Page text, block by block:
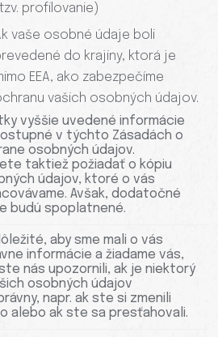
profilovanie)
vaše osobné údaje boli
do krajiny, ktorá je
EEA, ako zabezpečíme
vašich osobných údajov.
vyššie uvedené informácie
v týchto Zásadách o
osobných údajov.
taktiež požiadať o kópiu
údajov, ktoré o vás
Avšak, dodatočné
budú spoplatnené.
aby sme mali o vás
informácie a žiadame vás,
nás upozornili, ak je niektorý
osobných údajov
napr. ak ste si zmenili
alebo ak ste sa presťahovali.